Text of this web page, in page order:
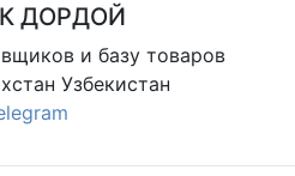
ДОРДОЙ
и базу товаров
Узбекистан